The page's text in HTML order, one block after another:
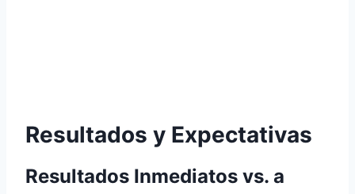
Resultados y Expectativas
Resultados Inmediatos vs. a